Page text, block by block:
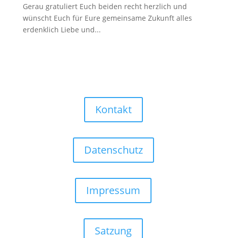
Gerau gratuliert Euch beiden recht herzlich und
wünscht Euch für Eure gemeinsame Zukunft alles
erdenklich Liebe und...
Kontakt
Datenschutz
Impressum
Satzung